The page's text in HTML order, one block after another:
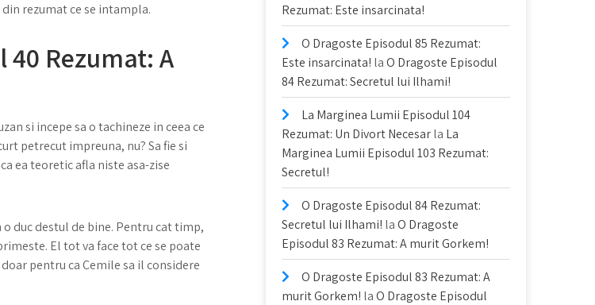
rezumat ce se intampla.
Rezumat: A
si incepe sa o tachineze in ceea ce
petrecut impreuna, nu? Sa fie si
ea teoretic afla niste asa-zise
duc destul de bine. Pentru cat timp,
El tot va face tot ce se poate
pentru ca Cemile sa il considere
Rezumat: Este insarcinata!
O Dragoste Episodul 85 Rezumat:
Este insarcinata! laO Dragoste Episodul
84 Rezumat: Secretul lui Ilhami!
La Marginea Lumii Episodul 104
Rezumat: Un Divort Necesarla La
Marginea Lumii Episodul 103 Rezumat:
Secretul!
O Dragoste Episodul 84 Rezumat:
Secretul lui Ilhami! laO Dragoste
Episodul 83 Rezumat: A murit Gorkem!
O Dragoste Episodul 83 Rezumat: A
murit Gorkem! laO Dragoste Episodul